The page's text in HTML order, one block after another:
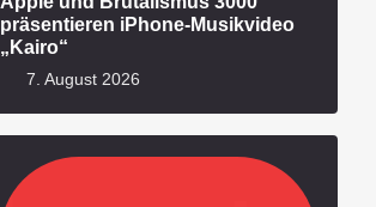
präsentieren iPhone-Musikvideo
„Kairo“
7. August 2026